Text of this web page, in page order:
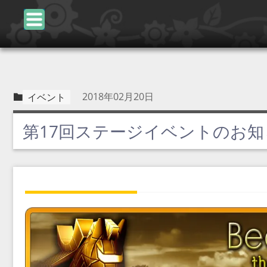
イベント 2018年02月20日
第17回ステージイベントのお